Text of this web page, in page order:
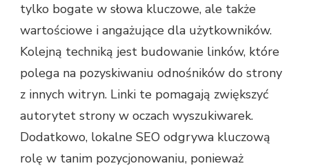
tylko bogate w słowa kluczowe, ale także
wartościowe i angażujące dla użytkowników.
Kolejną techniką jest budowanie linków, które
polega na pozyskiwaniu odnośników do strony
z innych witryn. Linki te pomagają zwiększyć
autorytet strony w oczach wyszukiwarek.
Dodatkowo, lokalne SEO odgrywa kluczową
rolę w tanim pozycjonowaniu, ponieważ